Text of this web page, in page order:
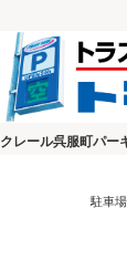
クレール呉服町パー
駐車